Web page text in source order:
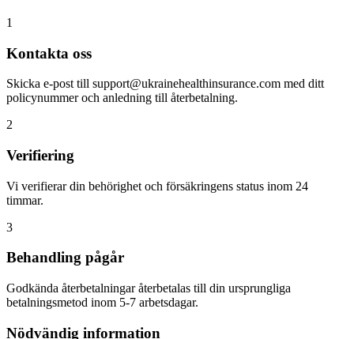
1
Kontakta oss
Skicka e-post till support@ukrainehealthinsurance.com med ditt
policynummer och anledning till återbetalning.
2
Verifiering
Vi verifierar din behörighet och försäkringens status inom 24
timmar.
3
Behandling pågår
Godkända återbetalningar återbetalas till din ursprungliga
betalningsmetod inom 5-7 arbetsdagar.
Nödvändig information